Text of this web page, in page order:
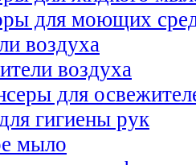
для моющих
воздуха
воздуха
для
гигиены рук
мыло